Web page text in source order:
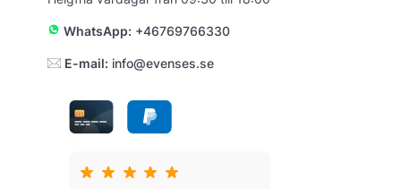
WhatsApp: +46769766330
E-mail: info@evenses.se